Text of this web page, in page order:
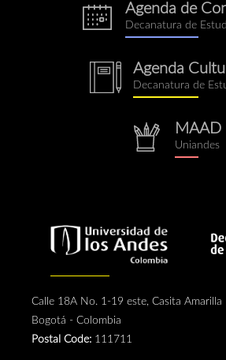
eventos.png
Agenda de
Decanatura de
notebook.png
Agenda
Decanatura de
MAAD
Uniandes
Calle 18A No. 1-19 este, Casita Amarilla
Bogotá - Colombia
Postal Code: 111711